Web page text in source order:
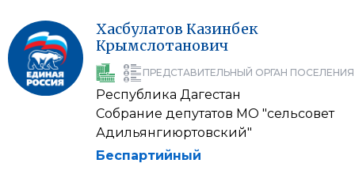
Хасбулатов Казинбек
Крымслотанович
ПРЕДСТАВИТЕЛЬНЫЙ ОРГАН ПОСЕЛЕНИЯ
Республика Дагестан
Собрание депутатов МО "сельсовет
Адильянгиюртовский"
Беспартийный